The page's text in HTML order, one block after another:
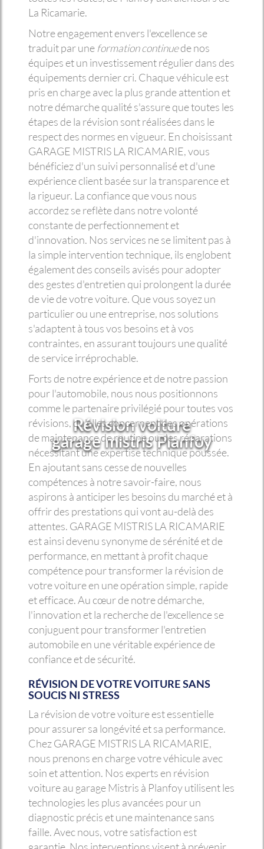
Révision voiture
garage mistris Planfoy
La Ricamarie.
Notre engagement envers l'excellence se
traduit par une formation continuede nos
équipes et un investissement régulier dans des
équipements dernier cri. Chaque véhicule est
pris en charge avec la plus grande attention et
notre démarche qualité s'assure que toutes les
étapes de la révision sont réalisées dans le
respect des normes en vigueur. En choisissant
GARAGE MISTRIS LA RICAMARIE, vous
bénéficiez d'un suivi personnalisé et d'une
expérience client basée sur la transparence et
la rigueur. La confiance que vous nous
accordez se reflète dans notre volonté
constante de perfectionnement et
d'innovation. Nos services ne se limitent pas à
la simple intervention technique, ils englobent
également des conseils avisés pour adopter
des gestes d'entretien qui prolongent la durée
de vie de votre voiture. Que vous soyez un
particulier ou une entreprise, nos solutions
s'adaptent à tous vos besoins et à vos
contraintes, en assurant toujours une qualité
de service irréprochable.
Forts de notre expérience et de notre passion
pour l'automobile, nous nous positionnons
comme le partenaire privilégié pour toutes vos
révisions, qu'elles concernent des opérations
de maintenance de routine ou des réparations
nécessitant une expertise technique poussée.
En ajoutant sans cesse de nouvelles
compétences à notre savoir-faire, nous
aspirons à anticiper les besoins du marché et à
offrir des prestations qui vont au-delà des
attentes. GARAGE MISTRIS LA RICAMARIE
est ainsi devenu synonyme de sérénité et de
performance, en mettant à profit chaque
compétence pour transformer la révision de
votre voiture en une opération simple, rapide
et efficace. Au cœur de notre démarche,
l'innovation et la recherche de l'excellence se
conjuguent pour transformer l'entretien
automobile en une véritable expérience de
confiance et de sécurité.
RÉVISION DE VOTRE VOITURE SANS
SOUCIS NI STRESS
La révision de votre voiture est essentielle
pour assurer sa longévité et sa performance.
Chez GARAGE MISTRIS LA RICAMARIE,
nous prenons en charge votre véhicule avec
soin et attention. Nos experts en révision
voiture au garage Mistris à Planfoy utilisent les
technologies les plus avancées pour un
diagnostic précis et une maintenance sans
faille. Avec nous, votre satisfaction est